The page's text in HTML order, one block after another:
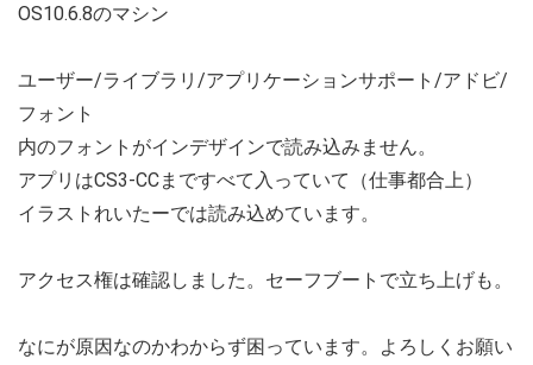
OS10.6.8のマシン
ユーザー/ライブラリ/アプリケーションサポート/アドビ/
フォント
内のフォントがインデザインで読み込みません。
アプリはCS3-CCまですべて入っていて（仕事都合上）
イラストれいたーでは読み込めています。
アクセス権は確認しました。セーフブートで立ち上げも。
なにが原因なのかわからず困っています。よろしくお願い